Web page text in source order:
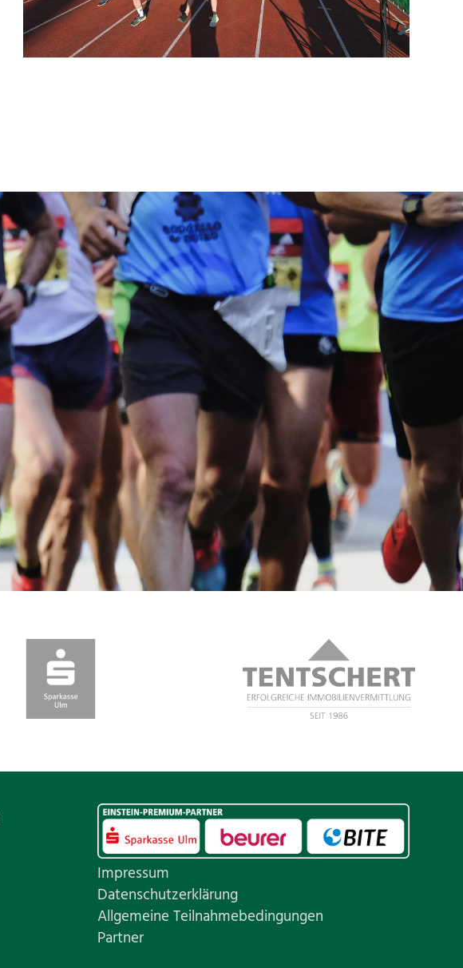
Impressum
Datenschutzerklärung
Allgemeine Teilnahmebedingungen
Partner